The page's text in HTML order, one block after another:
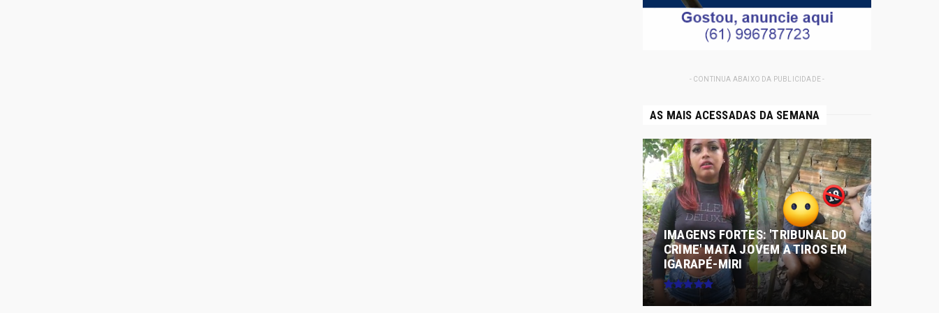
- CONTINUA ABAIXO DA PUBLICIDADE -
AS MAIS ACESSADAS DA SEMANA
IMAGENS FORTES: 'TRIBUNAL DO
CRIME' MATA JOVEM A TIROS EM
IGARAPÉ-MIRI